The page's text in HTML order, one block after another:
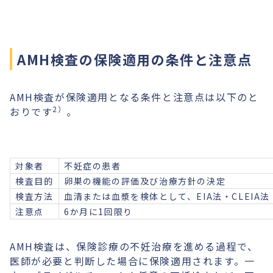
AMH検査の保険適用の条件と注意点
AMH検査が保険適用となる条件と注意点は以下のと
おりです2） 。
対象者
不妊症の患者
検査目的
卵巣の機能の評価及び治療方針の決定
検査方法
血清または血漿を検体として、EIA法・CLEIA
注意点
6か月に1回限り
AMH検査は、保険診療の不妊治療を進める過程で、
医師が必要と判断した場合に保険適用されます。一